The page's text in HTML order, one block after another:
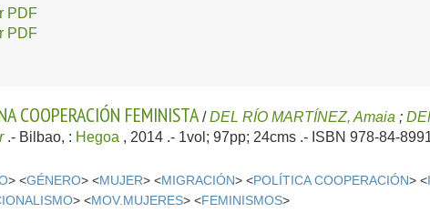
PDF
PDF
COOPERACIÓN FEMINISTA /DEL RÍO MARTÍNEZ, Amaia ;
.- Bilbao, : Hegoa , 2014 .- 1vol; 97pp; 24cms .- ISBN 978-84-
> <GÉNERO> <MUJER> <MIGRACIÓN> <POLÍTICA COOPERACIÓN> <
> <MOV.MUJERES> <FEMINISMOS>